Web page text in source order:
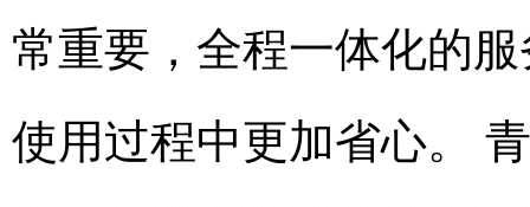
常重要，全程一体化的
使用过程中更加省心。